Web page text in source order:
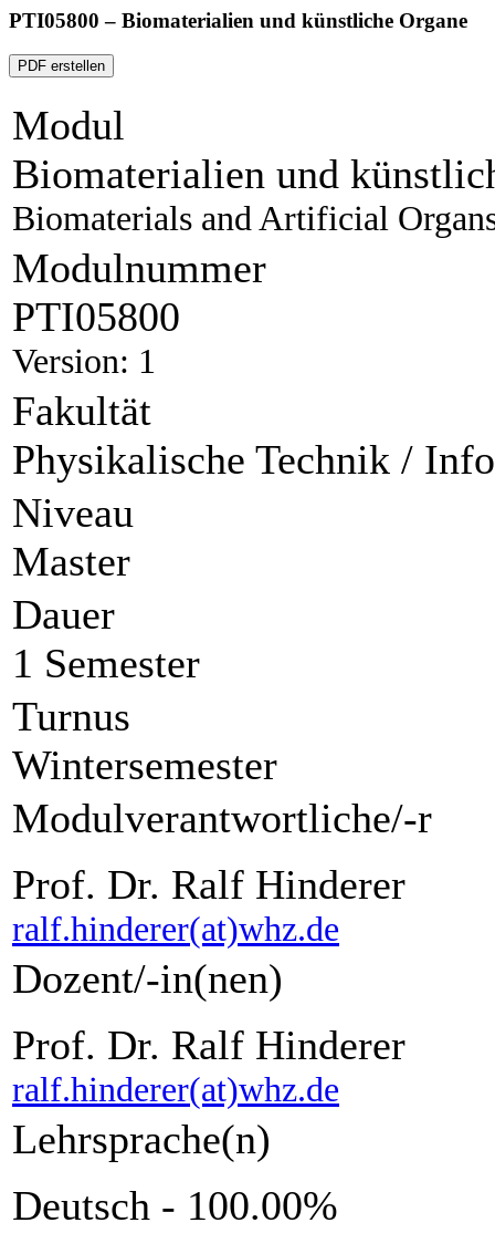
PTI05800 – Biomaterialien und künstliche Organe
PDF erstellen
Modul
Biomaterialien und
Biomaterials and Artificial
Modulnummer
PTI05800
Version: 1
Fakultät
Physikalische Technik /
Niveau
Master
Dauer
1 Semester
Turnus
Wintersemester
Modulverantwortliche/-r
Prof. Dr. Ralf Hinderer
ralf.hinderer(at)whz.de
Dozent/-in(nen)
Prof. Dr. Ralf Hinderer
ralf.hinderer(at)whz.de
Lehrsprache(n)
Deutsch - 100.00%